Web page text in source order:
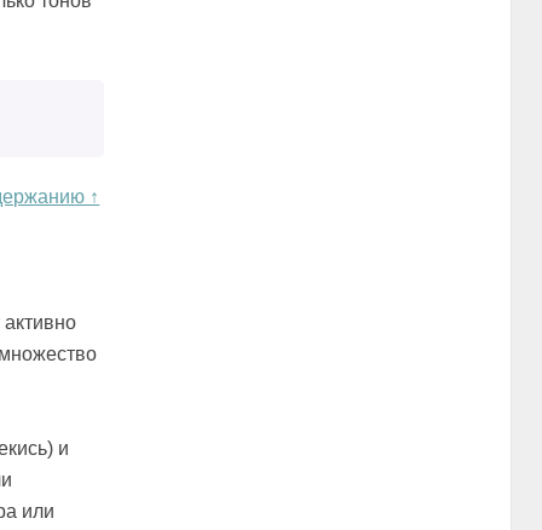
↑
и
или